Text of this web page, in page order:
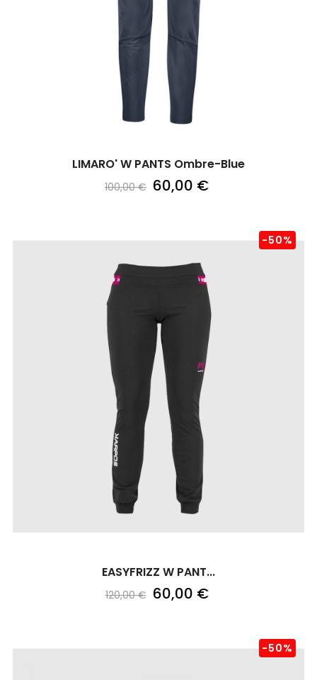
LIMARO' W PANTS Ombre-Blue
100,00 € 60,00 €
EASYFRIZZ W PANT...
120,00 €
-50%
60,00 €
-50%